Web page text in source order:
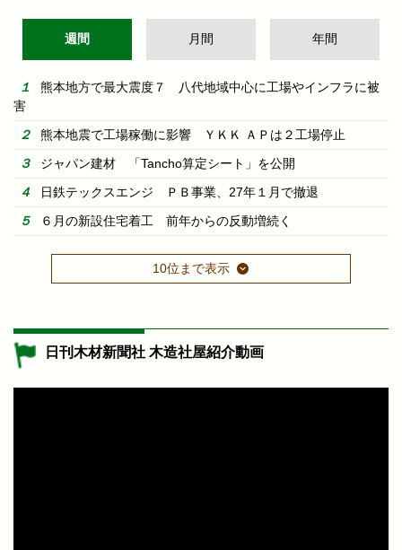
週間 月間 年間
熊本地方で最大震度７ 八代地域中心に工場やインフラに被
害
熊本地震で工場稼働に影響 ＹＫＫ ＡＰは２工場停止
ジャパン建材 「Tancho算定シート」を公開
日鉄テックスエンジ ＰＢ事業、27年１月で撤退
６月の新設住宅着工 前年からの反動増続く
10位まで表示
日刊木材新聞社 木造社屋紹介動画